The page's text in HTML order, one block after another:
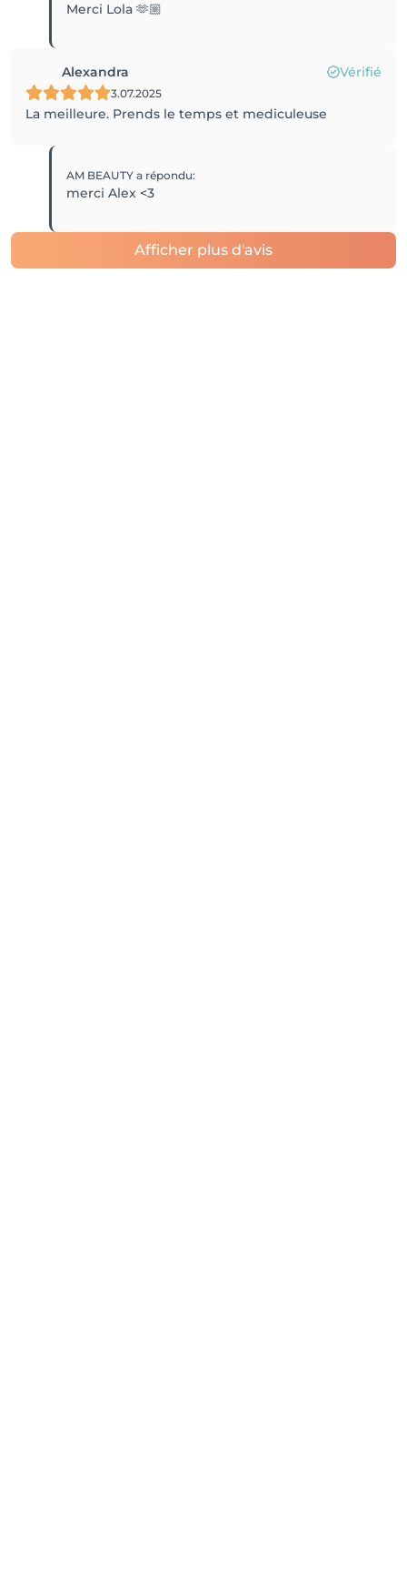
Merci Lola 🫶🏼
Alexandra Vérifié
3.07.2025
La meilleure. Prends le temps et mediculeuse
AM BEAUTYa répondu:
merci Alex <3
Afficher plus d'avis